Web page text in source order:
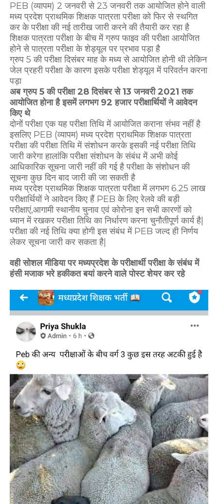
PEB (व्यापम) 2 जनवरी से 23 जनवरी तक आयोजित होने वाली
मध्य प्रदेश प्राथमिक शिक्षक पात्रता परीक्षा को फिर से स्थगित
कर के परीक्षा की नई तारीख जारी करने की तैयारी कर रहा है
शिक्षक पात्रता परीक्षा के बीच में ग्रुप फाइव की परीक्षा आयोजित
होने से पात्रता परीक्षा के शेड्यूल पर प्रभाव पड़ा है
ग्रुप 5 की परीक्षा दिसंबर माह के मध्य से आयोजित होनी थी लेकिन
जेल प्रहरी परीक्षा के कारण इसके परीक्षा शेड्यूल में परिवर्तन करना
पड़ा
अब ग्रुप 5 की परीक्षा 28 दिसंबर से 13 जनवरी 2021 तक
आयोजित होना है इसमें लगभग 92 हजार परीक्षार्थियों ने आवेदन
किए थे
दोनों परीक्षा एक यह परीक्षा तिथि में आयोजित कराना संभव नहीं है
इसलिए PEB (व्यापम) मध्य प्रदेश प्राथमिक शिक्षक पात्रता
परीक्षा की परीक्षा तिथि में संशोधन करके इसकी नई परीक्षा तिथि
जारी करेगा हालांकि परीक्षा संशोधन के संबंध में अभी कोई
आधिकारिक सूचना जारी नहीं की गई है परीक्षा के संशोधन की
सूचना कुछ दिन बाद जारी की जा सकती है
मध्य प्रदेश प्राथमिक शिक्षक पात्रता परीक्षा में लगभग 6.25 लाख
परीक्षार्थियों ने आवेदन किए हैं PEB के लिए रेलवे की बड़ी
परीक्षाएं,आगामी स्थानीय चुनाव एवं कोरोना इन सभी कारणों को
ध्यान में रखकर परीक्षा तिथि का निर्धारण करना चुनौतीपूर्ण कार्य है|
परीक्षा की नई तिथि क्या होगी इस संबंध में PEB जल्द ही निर्णय
लेकर सूचना जारी कर सकता है|
वही सोशल मीडिया पर मध्यप्रदेश के परीक्षार्थी परीक्षा के संबंध में
हंसी मजाक भरे हकीकत बयां करने वाले पोस्ट शेयर कर रहे